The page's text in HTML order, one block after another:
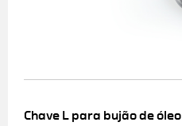
Chave L para bujão de óleo